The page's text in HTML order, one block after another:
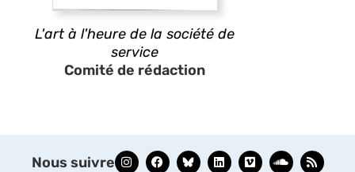
L'art à l'heure de la société de
service
Comité de rédaction
Nous suivre